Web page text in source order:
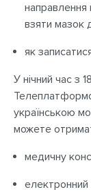
направлення
взяти мазок
як
У нічний час з
українською
можете
медичну
електронний